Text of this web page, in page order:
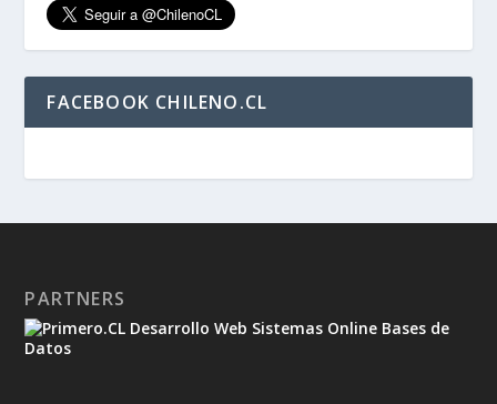
FACEBOOK CHILENO.CL
PARTNERS